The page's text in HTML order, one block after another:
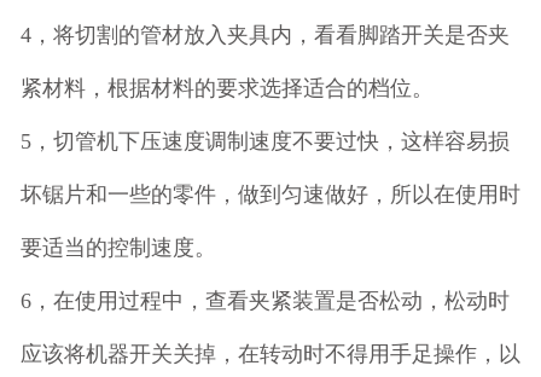
4，将切割的管材放入夹具内，看看脚踏开关是否夹
紧材料，根据材料的要求选择适合的档位。
5，切管机下压速度调制速度不要过快，这样容易损
坏锯片和一些的零件，做到匀速做好，所以在使用时
要适当的控制速度。
6，在使用过程中，查看夹紧装置是否松动，松动时
应该将机器开关关掉，在转动时不得用手足操作，以